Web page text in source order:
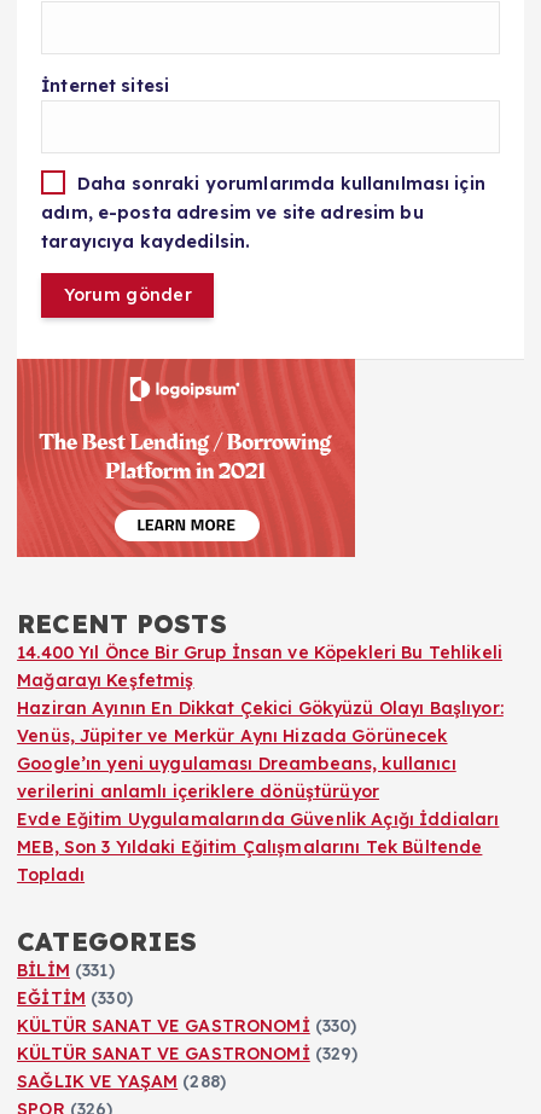
İnternet sitesi
Daha sonraki yorumlarımda kullanılması için
adım, e-posta adresim ve site adresim bu
tarayıcıya kaydedilsin.
RECENT POSTS
14.400 Yıl Önce Bir Grup İnsan ve Köpekleri Bu Tehlikeli
Mağarayı Keşfetmiş
Haziran Ayının En Dikkat Çekici Gökyüzü Olayı Başlıyor:
Venüs, Jüpiter ve Merkür Aynı Hizada Görünecek
Google’ın yeni uygulaması Dreambeans, kullanıcı
verilerini anlamlı içeriklere dönüştürüyor
Evde Eğitim Uygulamalarında Güvenlik Açığı İddiaları
MEB, Son 3 Yıldaki Eğitim Çalışmalarını Tek Bültende
Topladı
CATEGORIES
BİLİM (331)
EĞİTİM (330)
KÜLTÜR SANAT VE GASTRONOMİ (330)
KÜLTÜR SANAT VE GASTRONOMİ (329)
SAĞLIK VE YAŞAM (288)
SPOR (326)